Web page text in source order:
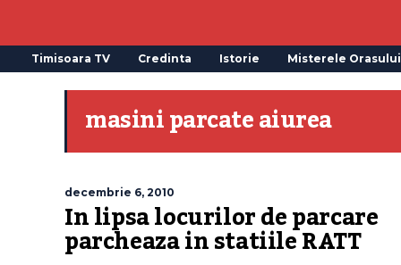
Timisoara TV Credinta Istorie Misterele Orasului
masini parcate aiurea
decembrie 6, 2010
In lipsa locurilor de parcare
parcheaza in statiile RATT